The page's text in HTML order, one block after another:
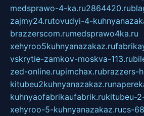
medsprawo-4-ka.ru2864420.ru
zajmy24.rutovudyi-4-
brazzerscom.rumedsprawo4ka.ru
xehyroo5kuhnyanazakaz.ru
vskrytie-zamkov-moskva-113.ru
zed-online.rupimchax.rubrazzers-
kitubeu2kuhnyanazakaz.ru
kuhnyaofabrikaufabrik.rukitubeu-
xehyroo-5-kuhnyanazakaz.rucs-